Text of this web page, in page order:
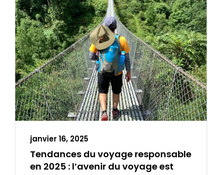
janvier 16, 2025
Tendances du voyage responsable
en 2025 : l’avenir du voyage est